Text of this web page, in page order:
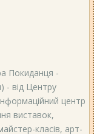
Покиданця -
- від Центру
центр
виставок,
класів, арт-